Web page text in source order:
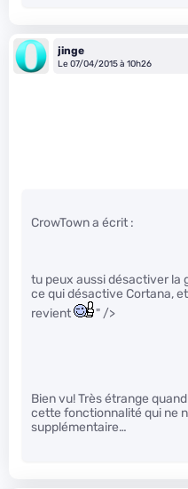
jinge
Le 07/04/2015 à 10h26
CrowTown a écrit :
tu peux aussi désactiver la
ce qui désactive Cortana,
revient
" />
Bien vu! Très étrange
cette fonctionnalité qui ne
supplémentaire…